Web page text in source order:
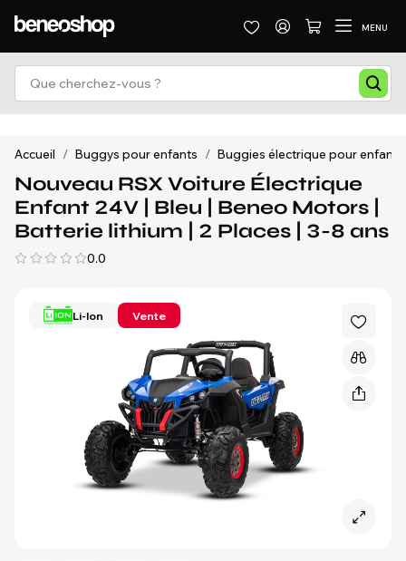
MENU
Accueil / Buggys pour enfants / Buggies électrique pour enfants
Nouveau RSX Voiture Électrique
Enfant 24V | Bleu | Beneo Motors |
Batterie lithium | 2 Places | 3-8 ans
0.0
Li-Ion Vente